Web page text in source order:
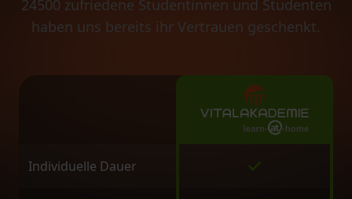
24500 zufriedene Studentinnen und Studenten
haben uns bereits ihr Vertrauen geschenkt.
Individuelle Dauer